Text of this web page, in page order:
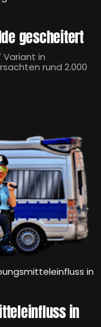
gescheitert
Variant in
rund 2.000
in
in